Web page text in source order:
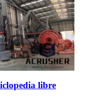
libre